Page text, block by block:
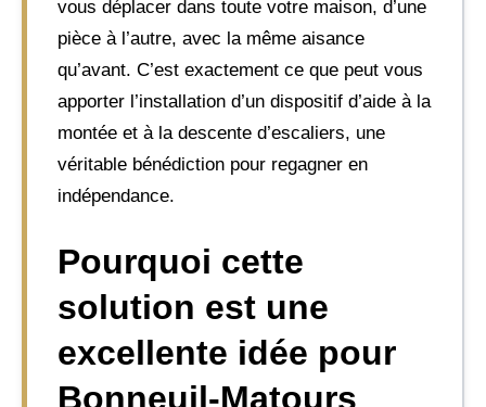
vous déplacer dans toute votre maison, d’une
pièce à l’autre, avec la même aisance
qu’avant. C’est exactement ce que peut vous
apporter l’installation d’un dispositif d’aide à la
montée et à la descente d’escaliers, une
véritable bénédiction pour regagner en
indépendance.
Pourquoi cette
solution est une
excellente idée pour
Bonneuil-Matours